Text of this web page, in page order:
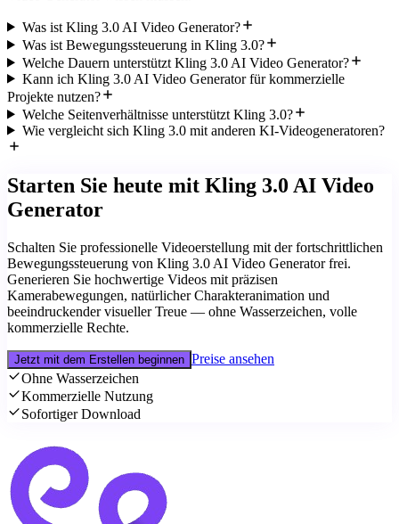
Was ist Kling 3.0 AI Video Generator?
Was ist Bewegungssteuerung in Kling 3.0?
Welche Dauern unterstützt Kling 3.0 AI Video Generator?
Kann ich Kling 3.0 AI Video Generator für kommerzielle
Projekte nutzen?
Welche Seitenverhältnisse unterstützt Kling 3.0?
Wie vergleicht sich Kling 3.0 mit anderen KI-Videogeneratoren?
Starten Sie heute mit Kling 3.0 AI Video
Generator
Schalten Sie professionelle Videoerstellung mit der fortschrittlichen
Bewegungssteuerung von Kling 3.0 AI Video Generator frei.
Generieren Sie hochwertige Videos mit präzisen
Kamerabewegungen, natürlicher Charakteranimation und
beeindruckender visueller Treue — ohne Wasserzeichen, volle
kommerzielle Rechte.
Jetzt mit dem Erstellen beginnen Preise ansehen
Ohne Wasserzeichen
Kommerzielle Nutzung
Sofortiger Download